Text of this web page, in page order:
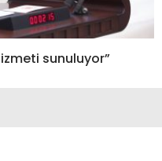
sunuluyor”